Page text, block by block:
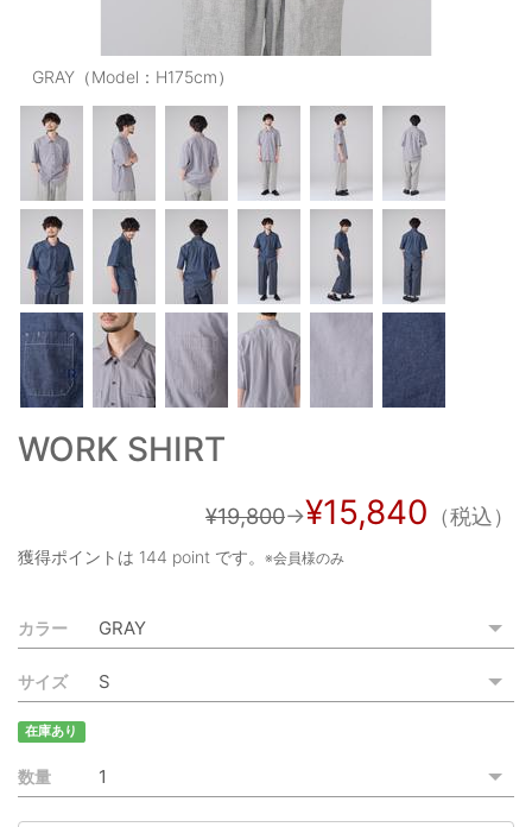
PANTS/SKIRT : パンツ・スカート
TOPS : トップス
OUTERS : アウター
OUTLET : アウトレット
MENS : メンズ
LADIES : レディース
新規会員登録
お買い物カゴ
ご利用ガイド
ご利用規約
GRAY（Model：H175cm）
WORK SHIRT
¥19,800→¥15,840 （税込）
獲得ポイントは 144 point です。 ※会員様のみ
カラー
サイズ
在庫あり
数量